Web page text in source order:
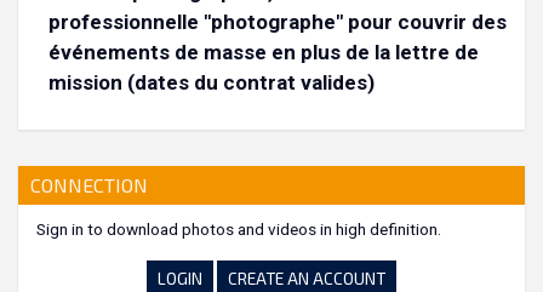
professionnelle "photographe" pour couvrir des
événements de masse en plus de la lettre de
mission (dates du contrat valides)
CONNECTION
Sign in to download photos and videos in high definition.
LOGIN CREATE AN ACCOUNT